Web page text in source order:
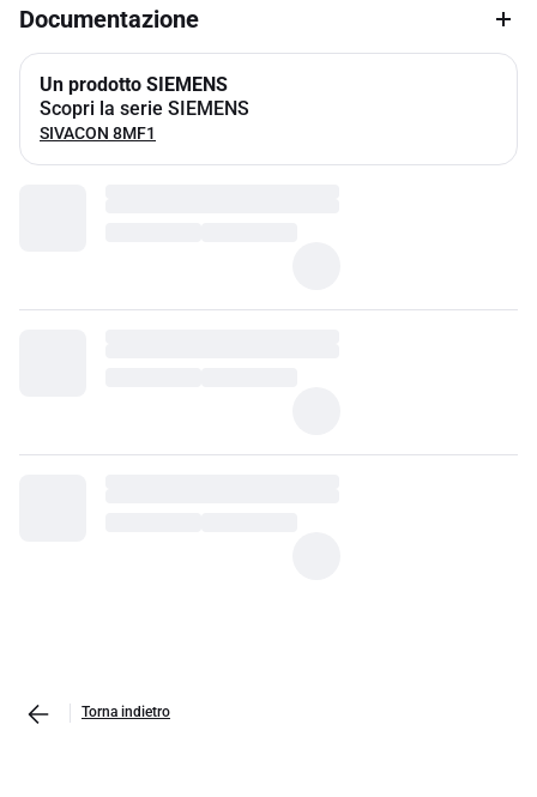
Documentazione
Un prodotto SIEMENS
Scopri la serie SIEMENS
SIVACON 8MF1
Torna indietro